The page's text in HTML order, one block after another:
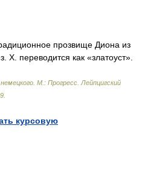
прозвище Диона из
переводится как «златоуст».
М.: Прогресс Лейпцигский
курсовую